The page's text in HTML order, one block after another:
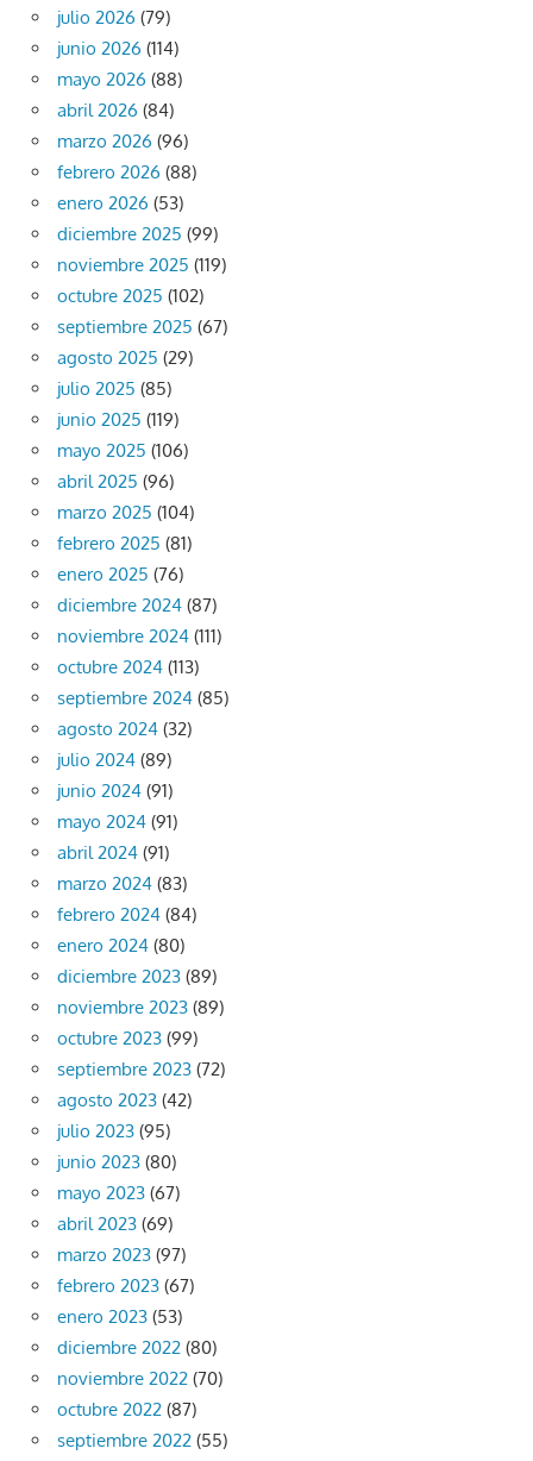
julio 2026 (79)
junio 2026 (114)
mayo 2026 (88)
abril 2026 (84)
marzo 2026 (96)
febrero 2026 (88)
enero 2026 (53)
diciembre 2025 (99)
noviembre 2025 (119)
octubre 2025 (102)
septiembre 2025 (67)
agosto 2025 (29)
julio 2025 (85)
junio 2025 (119)
mayo 2025 (106)
abril 2025 (96)
marzo 2025 (104)
febrero 2025 (81)
enero 2025 (76)
diciembre 2024 (87)
noviembre 2024 (111)
octubre 2024 (113)
septiembre 2024 (85)
agosto 2024 (32)
julio 2024 (89)
junio 2024 (91)
mayo 2024 (91)
abril 2024 (91)
marzo 2024 (83)
febrero 2024 (84)
enero 2024 (80)
diciembre 2023 (89)
noviembre 2023 (89)
octubre 2023 (99)
septiembre 2023 (72)
agosto 2023 (42)
julio 2023 (95)
junio 2023 (80)
mayo 2023 (67)
abril 2023 (69)
marzo 2023 (97)
febrero 2023 (67)
enero 2023 (53)
diciembre 2022 (80)
noviembre 2022 (70)
octubre 2022 (87)
septiembre 2022 (55)